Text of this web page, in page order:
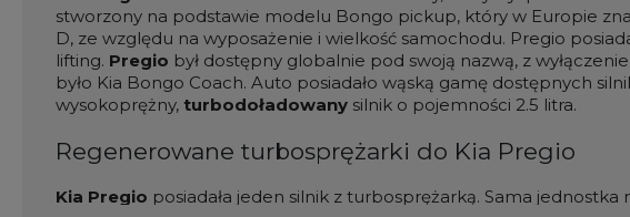
stworzony na podstawie modelu Bongo pickup, który w Europie
D, ze względu na wyposażenie i wielkość samochodu. Pregio
lifting. Pregio był dostępny globalnie pod swoją nazwą, z
było Kia Bongo Coach. Auto posiadało wąską gamę dostępnych
wysokoprężny,turbodoładowanysilnik o pojemności 2.5 litra.
Regenerowane turbosprężarki do Kia Pregio
Kia Pregio posiadała jeden silnik z turbosprężarką. Sama